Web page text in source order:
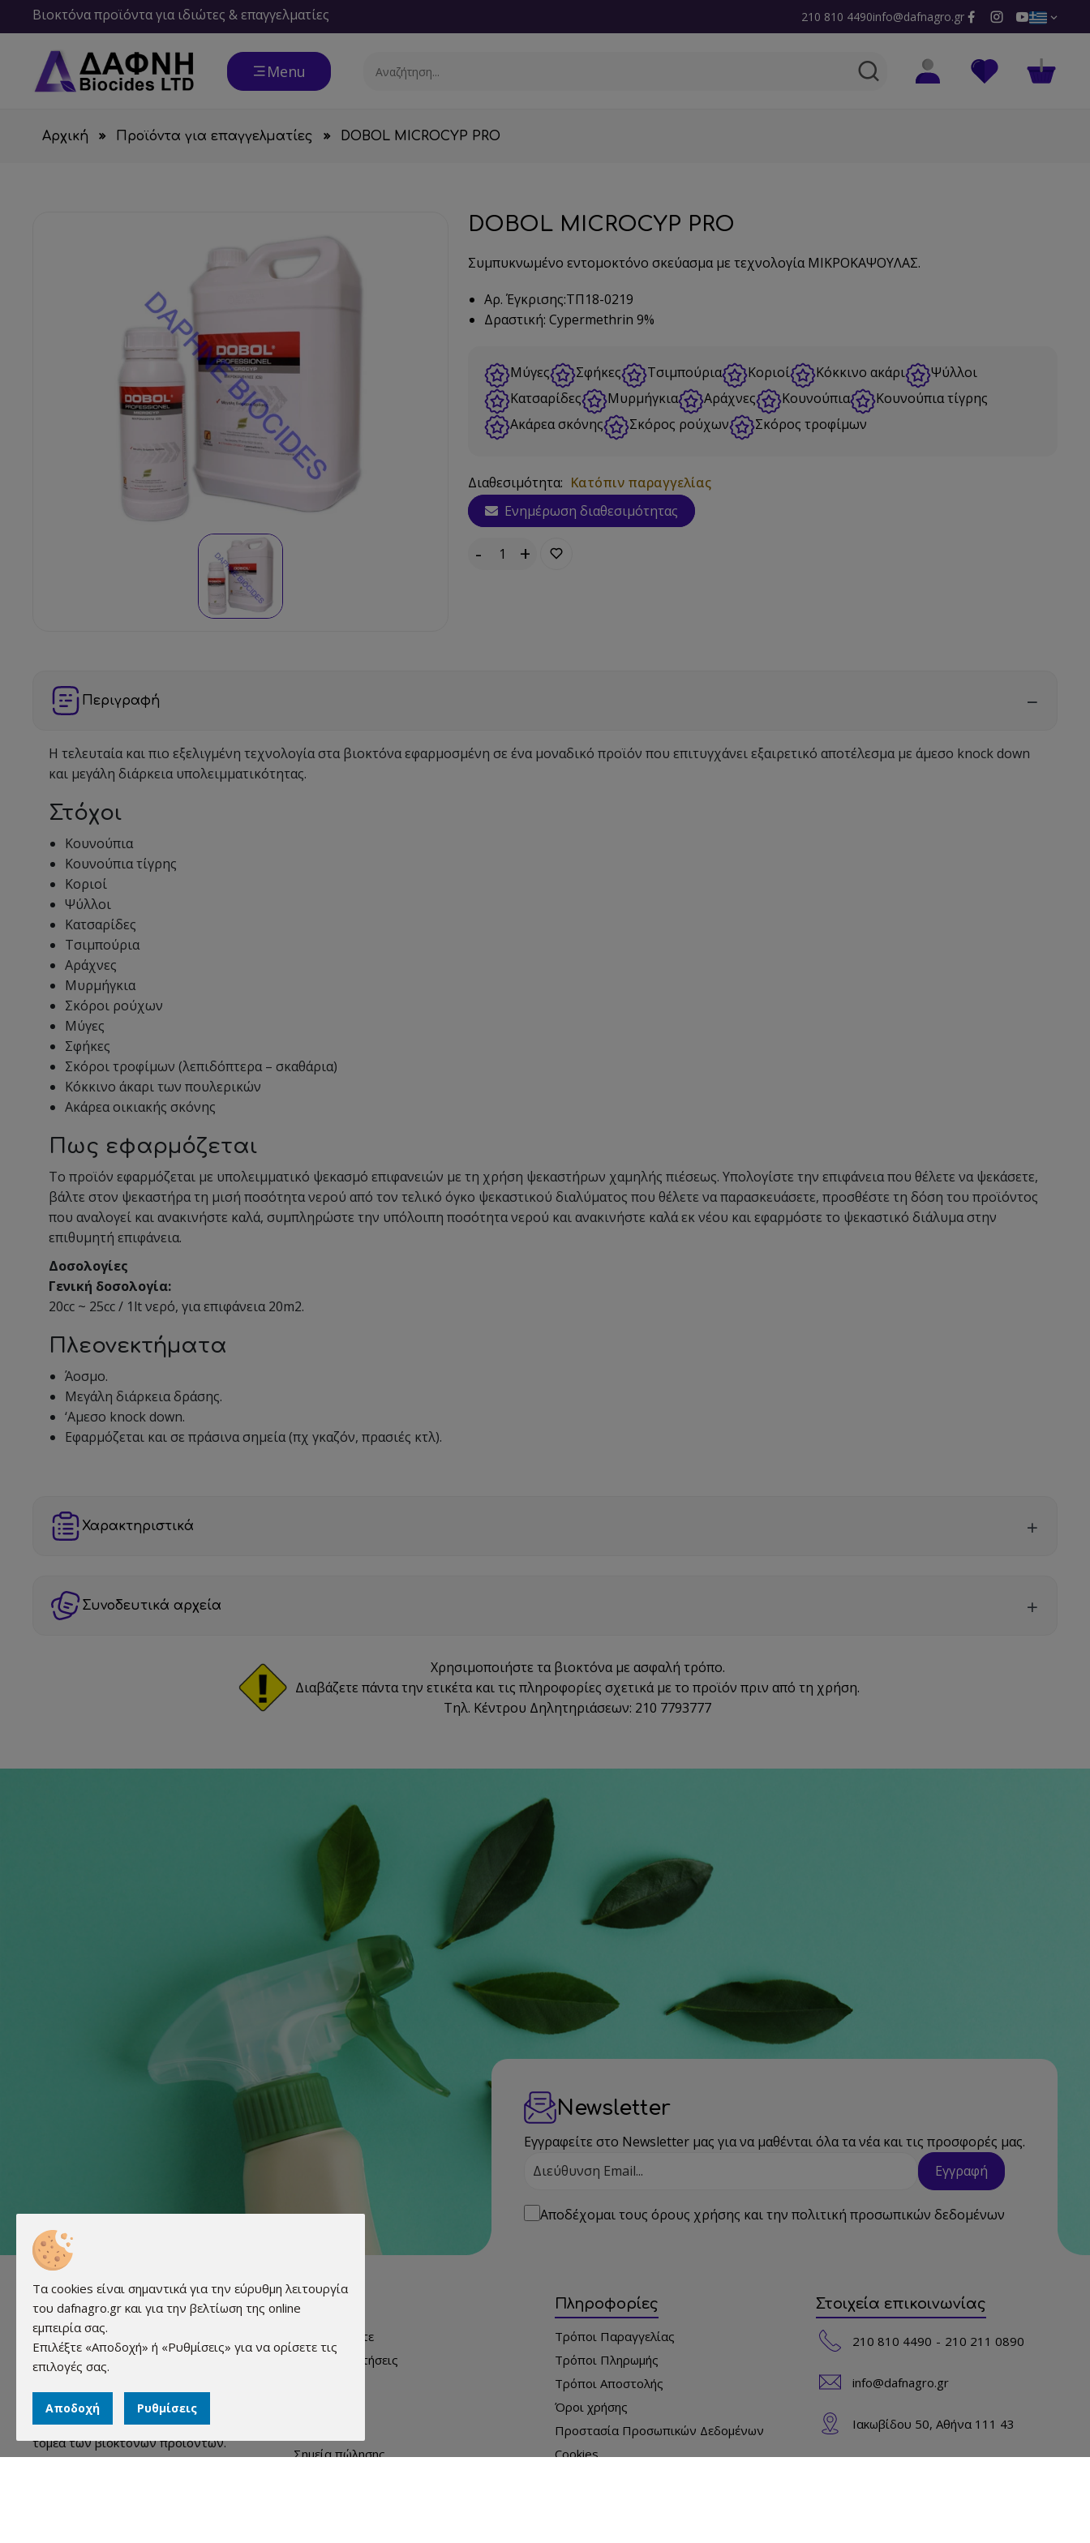
Βιοκτόνα προϊόντα για ιδιώτες & επαγγελματίες 210 810 4490info@dafnagro.gr
Menu
Αρχική Προϊόντα για επαγγελματίες DOBOL MICROCYP PRO
DOBOL MICROCYP PRO
Συμπυκνωμένο εντομοκτόνο σκεύασμα με τεχνολογία ΜΙΚΡΟΚΑΨΟΥΛΑΣ.
Αρ. Έγκρισης:ΤΠ18-0219
Δραστική: Cypermethrin 9%
Μύγες Σφήκες Τσιμπούρια Κοριοί Κόκκινο ακάρι
Ψύλλοι
Κατσαρίδες
Μυρμήγκια Αράχνες Κουνούπια
Κουνούπια τίγρης
Ακάρεα σκόνης
Σκόρος ρούχων Σκόρος τροφίμων
Διαθεσιμότητα: Κατόπιν παραγγελίας
Ενημέρωση διαθεσιμότητας
-
Τεμάχια: +
Περιγραφή
Η τελευταία και πιο εξελιγμένη τεχνολογία στα βιοκτόνα εφαρμοσμένη σε ένα μοναδικό προϊόν που επιτυγχάνει εξαιρετικό αποτέλεσμα με άμεσο knock down
και μεγάλη διάρκεια υπολειμματικότητας.
Στόχοι
Κουνούπια
Κουνούπια τίγρης
Κοριοί
Ψύλλοι
Κατσαρίδες
Τσιμπούρια
Αράχνες
Μυρμήγκια
Σκόροι ρούχων
Μύγες
Σφήκες
Σκόροι τροφίμων (λεπιδόπτερα – σκαθάρια)
Κόκκινο άκαρι των πουλερικών
Ακάρεα οικιακής σκόνης
Πως εφαρμόζεται
Το προϊόν εφαρμόζεται με υπολειμματικό ψεκασμό επιφανειών με τη χρήση ψεκαστήρων χαμηλής πιέσεως. Υπολογίστε την επιφάνεια που θέλετε να ψεκάσετε,
βάλτε στον ψεκαστήρα τη μισή ποσότητα νερού από τον τελικό όγκο ψεκαστικού διαλύματος που θέλετε να παρασκευάσετε, προσθέστε τη δόση του προϊόντος
που αναλογεί και ανακινήστε καλά, συμπληρώστε την υπόλοιπη ποσότητα νερού και ανακινήστε καλά εκ νέου και εφαρμόστε το ψεκαστικό διάλυμα στην
επιθυμητή επιφάνεια.
Δοσολογίες
Γενική δοσολογία:
20cc ~ 25cc / 1lt νερό, για επιφάνεια 20m2.
Πλεονεκτήματα
Άοσμο.
Μεγάλη διάρκεια δράσης.
‘Αμεσο knock down.
Εφαρμόζεται και σε πράσινα σημεία (πχ γκαζόν, πρασιές κτλ).
Χαρακτηριστικά
Συνοδευτικά αρχεία
Χρησιμοποιήστε τα βιοκτόνα με ασφαλή τρόπο.
Διαβάζετε πάντα την ετικέτα και τις πληροφορίες σχετικά με το προϊόν πριν από τη χρήση.
Τηλ. Κέντρου Δηλητηριάσεων: 210 7793777
Newsletter
Εγγραφείτε στο Newsletter μας για να μαθένται όλα τα νέα και τις προσφορές μας.
Διεύθυνση
Email
Εγγραφή
Αποδέχομαι τους όρους χρήσης και την πολιτική προσωπικών δεδομένων
ιδρύθηκε το 2005 και έκτοτε
δραστηριοποιείται και εξειδικεύεται στον
τομέα των βιοκτόνων προϊόντων.
Στοιχεία επικοινωνίας
210 810 4490 210 211 0890
info@dafnagro.gr
Ιακωβίδου 50, Αθήνα 111 43
Χρήσιμα
Ποιοί Είμαστε
Συχνές Ερωτήσεις
Σημεία πώλησης
Πληροφορίες
Τρόποι Παραγγελίας
Τρόποι Πληρωμής
Τρόποι Αποστολής
Όροι χρήσης
Προστασία Προσωπικών Δεδομένων
Cookies
Τα cookies είναι σημαντικά για την εύρυθμη λειτουργία
του dafnagro.gr και για την βελτίωση της online
εμπειρία σας.
Επιλέξτε «Αποδοχή» ή «Ρυθμίσεις» για να ορίσετε τις
επιλογές σας.
Αποδοχή Ρυθμίσεις